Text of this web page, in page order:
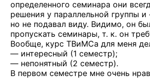
определенного семинара они
решения у параллельной группы
но не подавал виду. Видимо, он
пропускать семинары, т. к. он
Вообще, курс ТВиМСа для меня
— интересный (1 семестр);
— непонятный (2 семестр).
В первом семестре мне очень